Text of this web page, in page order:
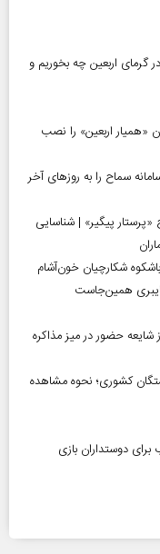
تغذیه‌ای برای زائران اربعین ۱۴۰۵ | در گرمای اربعین چه بخوریم و
«همیار اربعین» را نصب
| ثبت‌نام در سامانه سماح را به روز‌های آخر
«پرستار پیگیر» | شناسایی
همین‌جاست
حضور در میز مذاکره
بازنشستگان کشوری؛ نحوه مشاهده